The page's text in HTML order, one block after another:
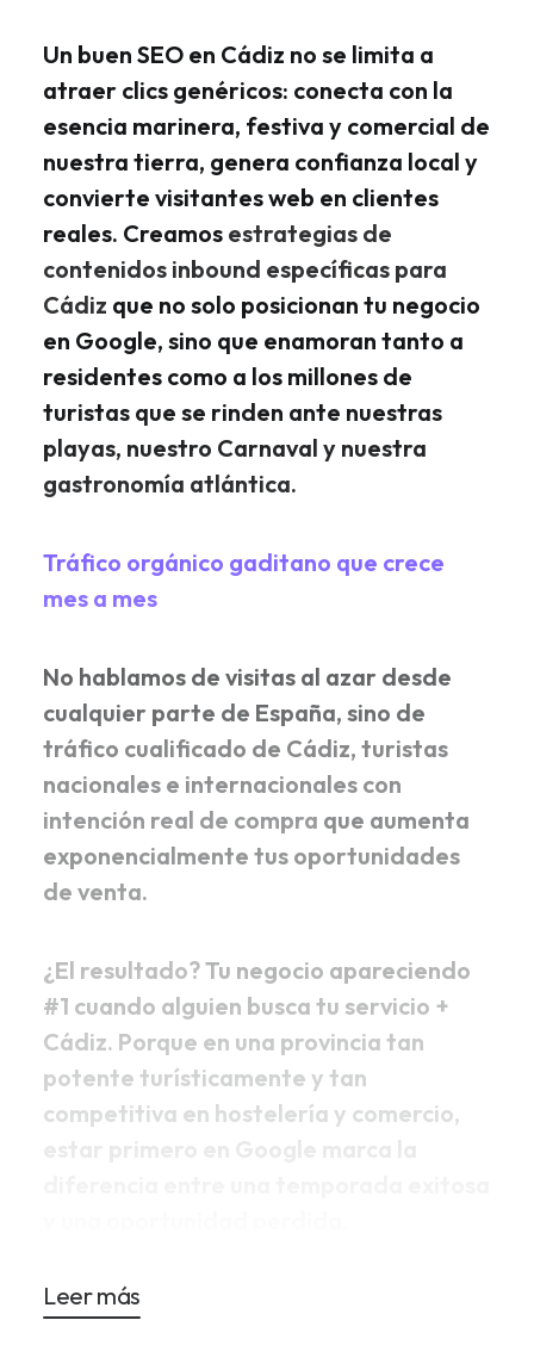
Un buen SEO en Cádiz no se limita a
atraer clics genéricos: conecta con la
esencia marinera, festiva y comercial de
nuestra tierra, genera confianza local y
convierte visitantes web en clientes
reales. Creamos estrategias de
contenidos inbound específicas para
Cádiz que no solo posicionan tu negocio
en Google, sino que enamoran tanto a
residentes como a los millones de
turistas que se rinden ante nuestras
playas, nuestro Carnaval y nuestra
gastronomía atlántica.
Tráfico orgánico gaditano que crece
mes a mes
No hablamos de visitas al azar desde
cualquier parte de España, sino de
tráfico cualificado de Cádiz, turistas
nacionales e internacionales con
intención real de compra que aumenta
exponencialmente tus oportunidades
de venta.
¿El resultado?Tu negocio apareciendo
#1 cuando alguien busca tu servicio +
Cádiz. Porque en una provincia tan
potente turísticamente y tan
competitiva en hostelería y comercio,
estar primero en Google marca la
Leer más